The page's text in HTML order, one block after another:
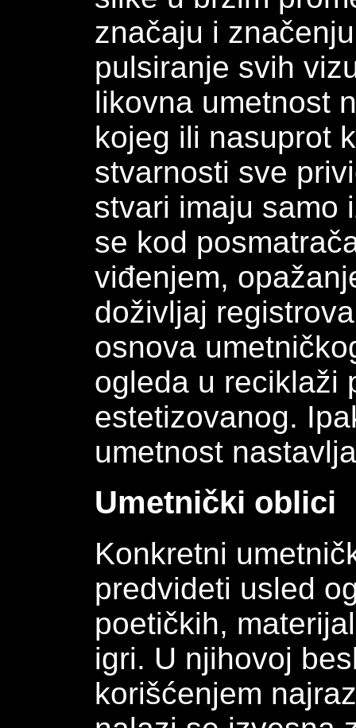
značaju i
pulsiranje svih
likovna umetnost
kojeg ili nasuprot
stvarnosti sve
stvari imaju samo
se kod
viđenjem,
doživljaj
osnova
ogleda u reciklaži
estetizovanog.
umetnost
Umetnički oblici
Konkretni
predvideti usled
poetičkih,
igri. U njihovoj
korišćenjem